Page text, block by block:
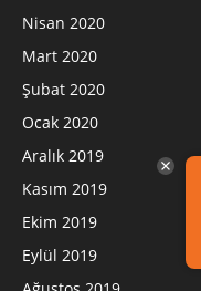
Nisan 2020
Mart 2020
Şubat 2020
Ocak 2020
Aralık 2019
Kasım 2019
Ekim 2019
Eylül 2019